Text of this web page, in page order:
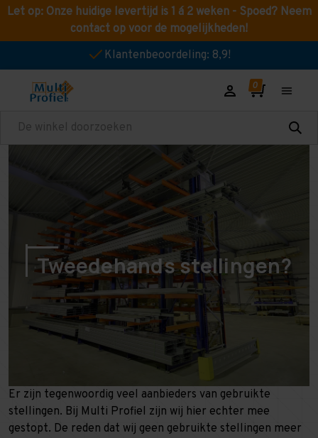
Let op: Onze huidige levertijd is 1 á 2 weken - Spoed? Neem
contact op voor de mogelijkheden!
Klantenbeoordeling: 8,9!
Zoeken
Tweedehands stellingen?
Er zijn tegenwoordig veel aanbieders van gebruikte
stellingen. Bij Multi Profiel zijn wij hier echter mee
gestopt. De reden dat wij geen gebruikte stellingen meer